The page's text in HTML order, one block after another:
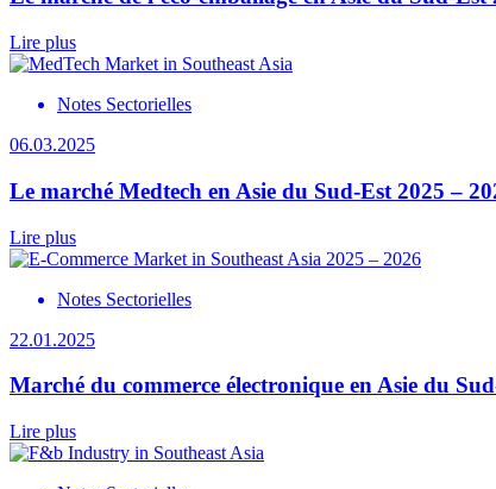
Lire plus
Notes Sectorielles
06.03.2025
Le marché Medtech en Asie du Sud-Est 2025 –
Lire plus
Notes Sectorielles
22.01.2025
Marché du commerce électronique en Asie du
Lire plus